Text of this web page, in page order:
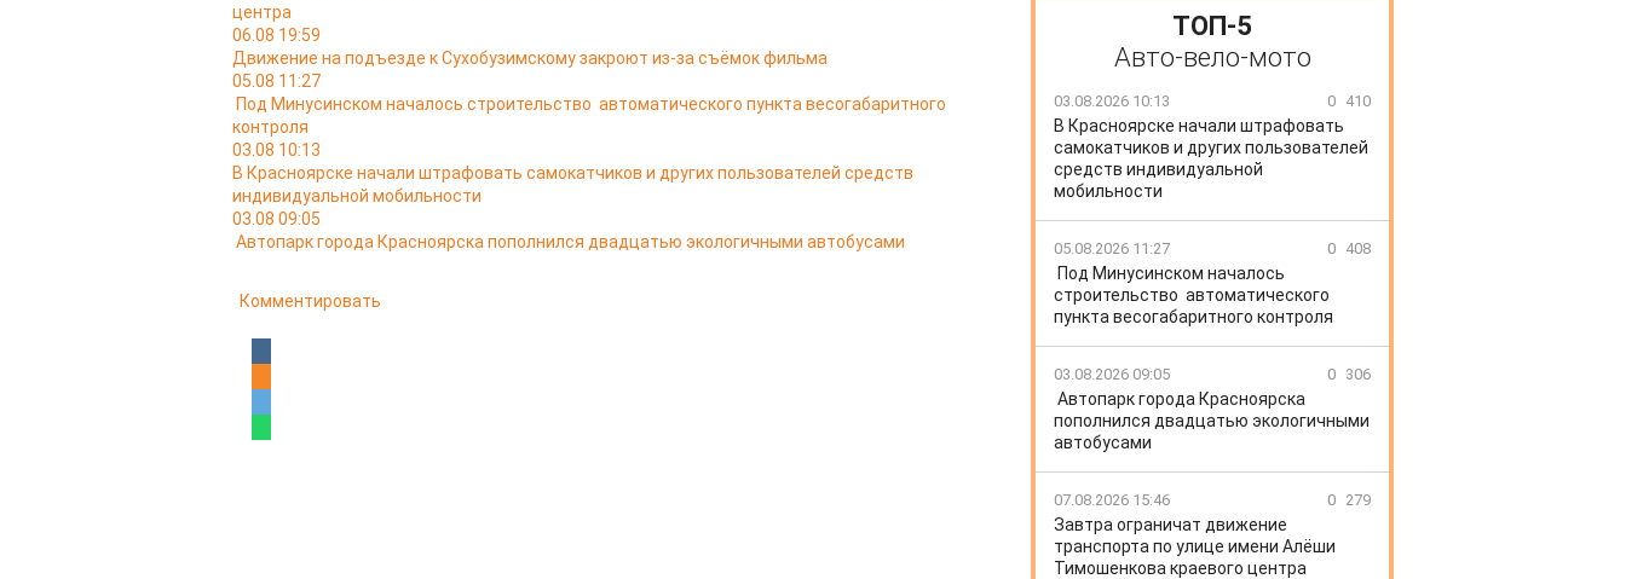
центра
06.08 19:59
Движение на подъезде к Сухобузимскому закроют из-за съёмок фильма
05.08 11:27
Под Минусинском началось строительство автоматического пункта весогабаритного
контроля
03.08 10:13
В Красноярске начали штрафовать самокатчиков и других пользователей средств
индивидуальной мобильности
03.08 09:05
Автопарк города Красноярска пополнился двадцатью экологичными автобусами
Комментировать
ТОП-5
Авто-вело-мото
03.08.2026 10:13 0 410
В Красноярске начали штрафовать
самокатчиков и других пользователей
средств индивидуальной
мобильности
05.08.2026 11:27 0 408
Под Минусинском началось
строительство автоматического
пункта весогабаритного контроля
03.08.2026 09:05 0 306
Автопарк города Красноярска
пополнился двадцатью экологичными
автобусами
07.08.2026 15:46 0 279
Завтра ограничат движение
транспорта по улице имени Алёши
Тимошенкова краевого центра